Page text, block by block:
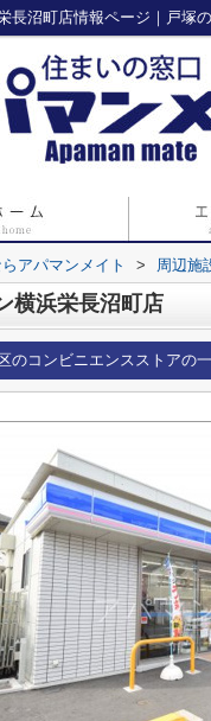
長沼町店情報ページ｜戸塚
アパマンメイト > 周辺施
横浜栄長沼町店
のコンビニエンスストアの